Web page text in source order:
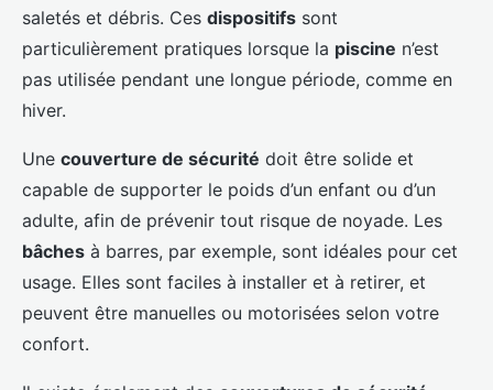
saletés et débris. Ces dispositifs sont
particulièrement pratiques lorsque la piscine n’est
pas utilisée pendant une longue période, comme en
hiver.
Une couverture de sécurité doit être solide et
capable de supporter le poids d’un enfant ou d’un
adulte, afin de prévenir tout risque de noyade. Les
bâches à barres, par exemple, sont idéales pour cet
usage. Elles sont faciles à installer et à retirer, et
peuvent être manuelles ou motorisées selon votre
confort.